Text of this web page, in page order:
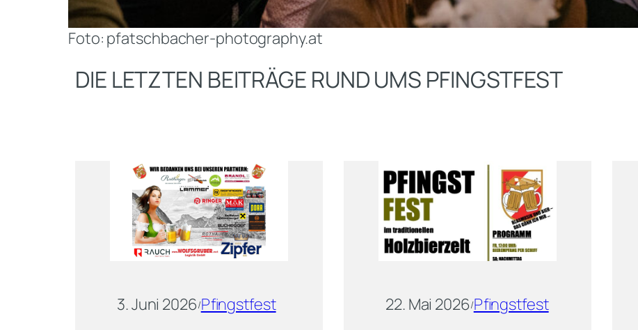
Foto: pfatschbacher-photography.at
DIE LETZTEN BEITRÄGE RUND UMS PFINGSTFEST
3. Juni 2026/Pfingstfest
22. Mai 2026/Pfingstfest